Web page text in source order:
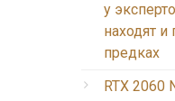
у
находят
предках
RTX 2060